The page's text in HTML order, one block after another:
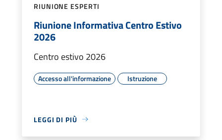
RIUNIONE ESPERTI
Riunione Informativa Centro Estivo
2026
Centro estivo 2026
Accesso all'informazione Istruzione
LEGGI DI PIÙ